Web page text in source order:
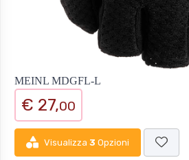
MEINL MDGFL-L
€ 27,00
Visualizza 3 Opzioni